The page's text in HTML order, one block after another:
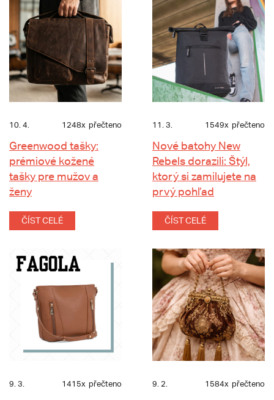
10. 4. 1248x přečteno
Greenwood tašky:
prémiové kožené
tašky pre mužov a
ženy
ČÍST CELÉ
11. 3. 1549x přečteno
Nové batohy New
Rebels dorazili: Štýl,
ktorý si zamilujete na
prvý pohľad
ČÍST CELÉ
9. 3. 1415x přečteno 9. 2. 1584x přečteno